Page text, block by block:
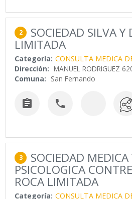
2 SOCIEDAD SILVA Y
LIMITADA
Categoría: CONSULTA MEDICA
Dirección: MANUEL RODRIGUEZ
Comuna: San Fernando
 
3 SOCIEDAD MEDICA
PSICOLOGICA
ROCA LIMITADA
Categoría: CONSULTA MEDICA